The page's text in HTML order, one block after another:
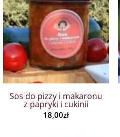
Sos do pizzy i makaronu
z papryki i cukinii
18,00zł